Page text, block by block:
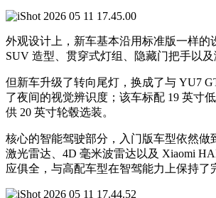
外观设计上，新车基本沿用标准版一样的
SUV 造型、贯穿式灯组、隐藏门把手以及
但新车升级了转向尾灯，换成了与 YU7
了夜间的视觉辨识度；该车标配 19 英寸
供 20 英寸轮毂选装。
核心的智能驾驶部分，入门版车型依然做
激光雷达、4D 毫米波雷达以及 Xiaomi
应俱全，与高配车型在智驾能力上保持了